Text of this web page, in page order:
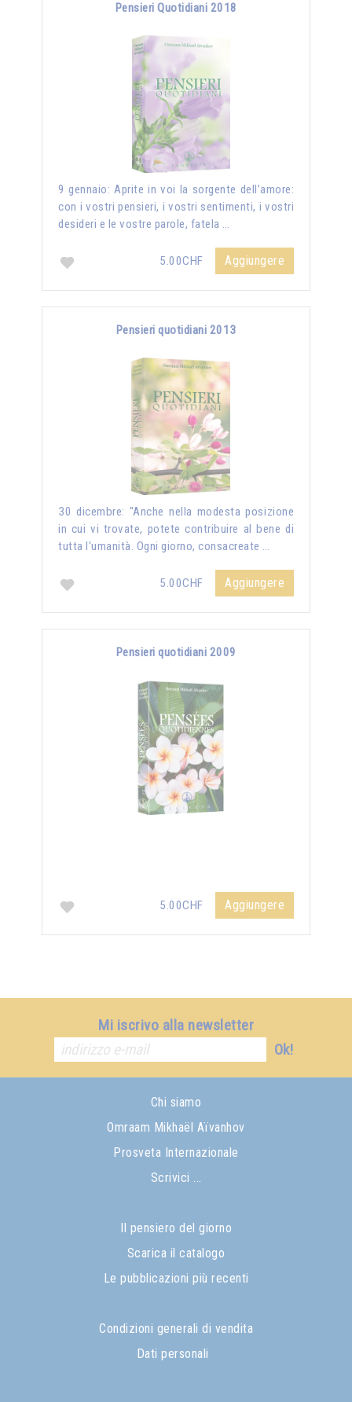
Pensieri Quotidiani 2018
9 gennaio: Aprite in voi la sorgente dell’amore:
con i vostri pensieri, i vostri sentimenti, i vostri
desideri e le vostre parole, fatela …
5.00CHF Aggiungere
Pensieri quotidiani 2013
30 dicembre: "Anche nella modesta posizione
in cui vi trovate, potete contribuire al bene di
tutta l'umanità. Ogni giorno, consacreate …
5.00CHF Aggiungere
Pensieri quotidiani 2009
5.00CHF Aggiungere
Mi iscrivo alla newsletter
Ok!
Chi siamo
Omraam Mikhaël Aïvanhov
Prosveta Internazionale
Scrivici ...
Il pensiero del giorno
Scarica il catalogo
Le pubblicazioni più recenti
Condizioni generali di vendita
Dati personali